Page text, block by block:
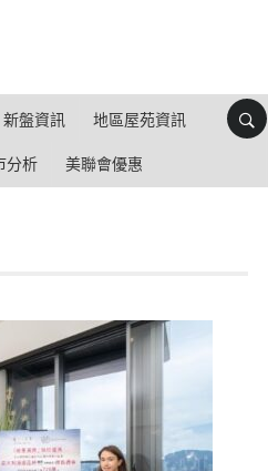
新盤資訊 地區屋苑資訊
分析 美聯會優惠